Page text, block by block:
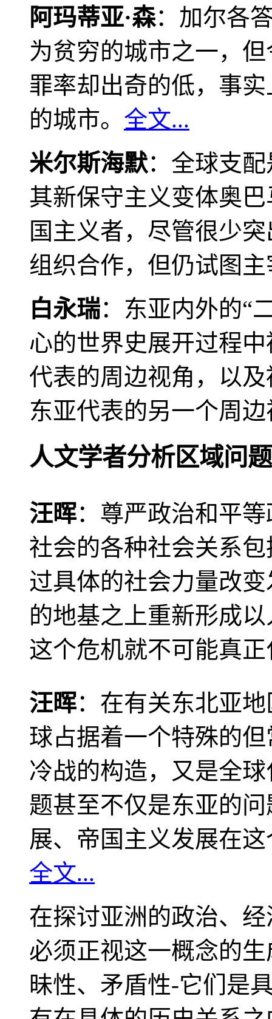
阿玛蒂亚·森：加尔各
为贫穷的城市之一，
罪率却出奇的低，事
的城市。 全文...
米尔斯海默：全球支
其新保守主义变体奥
国主义者，尽管很少
组织合作，但仍试图
白永瑞：东亚内外的“
心的世界史展开过程
代表的周边视角，以
东亚代表的另一个周
人文学者分析区域问题
汪晖：尊严政治和平
社会的各种社会关系
过具体的社会力量改
的地基之上重新形成
这个危机就不可能真
汪晖：在有关东北亚
球占据着一个特殊的
冷战的构造，又是全
题甚至不仅是东亚的
展、帝国主义发展在
全文...
在探讨亚洲的政治、
必须正视这一概念的
昧性、矛盾性-它们是